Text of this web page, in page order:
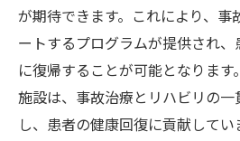
が期待できます。これにより、事
ートするプログラムが提供され
に復帰することが可能となります
施設は、事故治療とリハビリの
し、患者の健康回復に貢献してい